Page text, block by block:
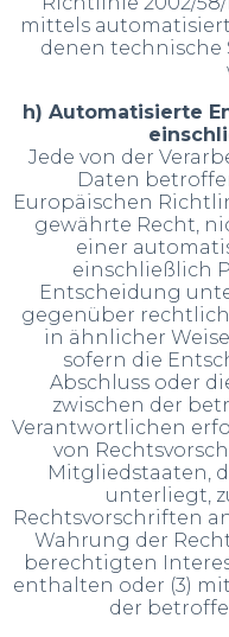
mittels
denen technische
h) Automatisierte
Jede von der
Daten
Europäischen
gewährte Recht,
einer
einschließlich
Entscheidung
gegenüber
in ähnlicher
sofern die
Abschluss oder
zwischen der
Verantwortlichen
von
Mitgliedstaaten,
unterliegt,
Rechtsvorschriften
Wahrung der
berechtigten
enthalten oder (3)
der